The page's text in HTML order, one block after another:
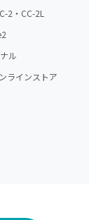
2・CC-2L
ル
ラインストア